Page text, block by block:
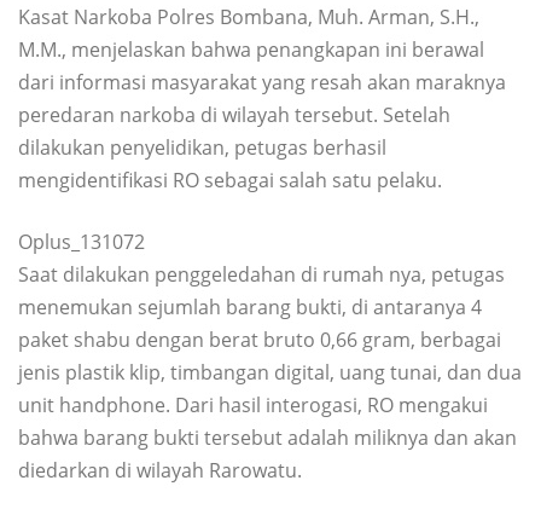
Kasat Narkoba Polres Bombana, Muh. Arman, S.H.,
M.M., menjelaskan bahwa penangkapan ini berawal
dari informasi masyarakat yang resah akan maraknya
peredaran narkoba di wilayah tersebut. Setelah
dilakukan penyelidikan, petugas berhasil
mengidentifikasi RO sebagai salah satu pelaku.
Oplus_131072
Saat dilakukan penggeledahan di rumah nya, petugas
menemukan sejumlah barang bukti, di antaranya 4
paket shabu dengan berat bruto 0,66 gram, berbagai
jenis plastik klip, timbangan digital, uang tunai, dan dua
unit handphone. Dari hasil interogasi, RO mengakui
bahwa barang bukti tersebut adalah miliknya dan akan
diedarkan di wilayah Rarowatu.